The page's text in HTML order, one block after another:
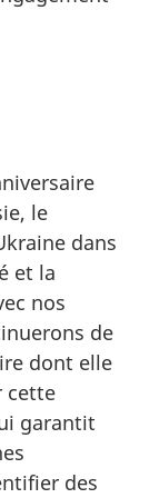
le
dans
et la
nos
de
dont elle
cette
garantit
des